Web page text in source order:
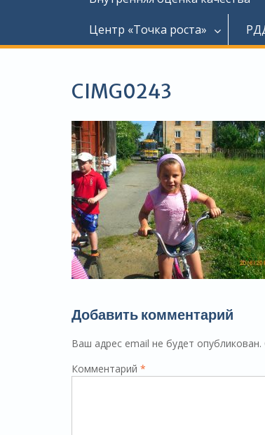
Центр «Точка роста»
CIMG0243
Добавить комментарий
Ваш адрес email не будет опубликован.
Комментарий *